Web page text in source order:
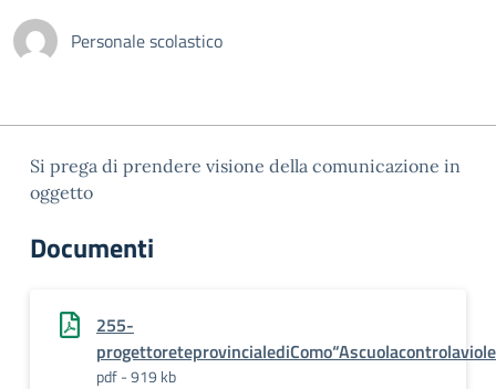
Personale scolastico
Si prega di prendere visione della comunicazione in
oggetto
Documenti
255-
pdf - 919 kb